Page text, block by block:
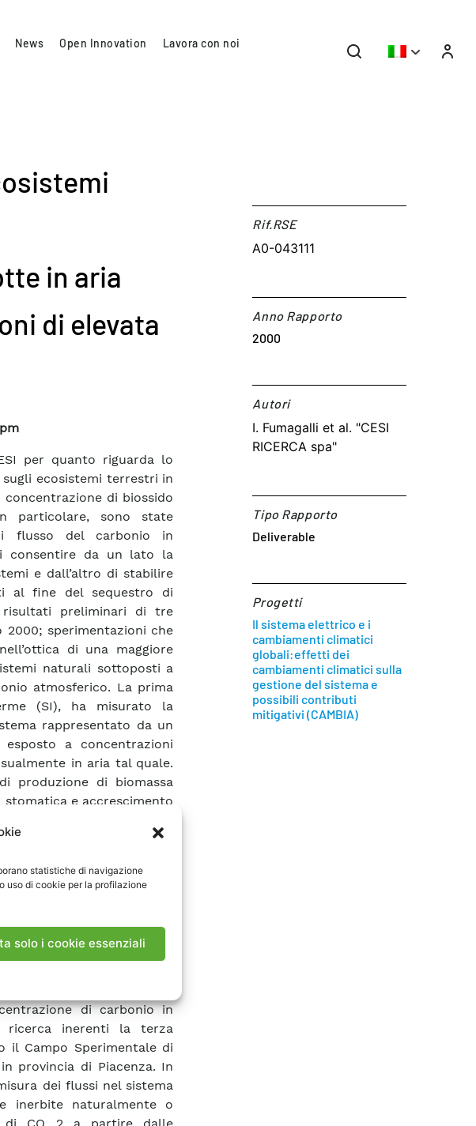
statistiche di navigazione
uso di cookie per la profilazione
solo i cookie essenziali
News Open Innovation Lavora con noi
in aria
di elevata
per quanto riguarda lo
ecosistemi terrestri in
di biossido
particolare, sono state
flusso del carbonio in
consentire da un lato la
e dall’altro di stabilire
al fine del sequestro di
preliminari di tre
2000; sperimentazioni che
di una maggiore
naturali sottoposti a
atmosferico. La prima
(SI), ha misurato la
rappresentato da un
a concentrazioni
in aria tal quale.
produzione di biomassa
stomatica e accrescimento
state registrate per
epigea e di lettiera, la
a elevate concentrazioni
Lajatico (PI) è stata
dell’alterazione della
Differenze significative
di carbonio organico
di carbonio in
inerenti la terza
il Campo Sperimentale di
provincia di Piacenza. In
dei flussi nel sistema
inerbite naturalmente o
Rif.RSE​
A0-043111
Anno Rapporto
2000
Autori​
I. Fumagalli et al. "CESI
RICERCA spa"
Tipo Rapporto
Deliverable
Progetti
Il sistema elettrico e i
cambiamenti climatici
globali:effetti dei
cambiamenti climatici sulla
gestione del sistema e
possibili contributi
mitigativi (CAMBIA)